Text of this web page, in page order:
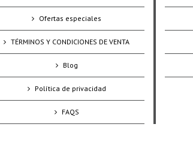
Ofertas especiales
TÉRMINOS Y CONDICIONES DE VENTA
Blog
Política de privacidad
FAQS